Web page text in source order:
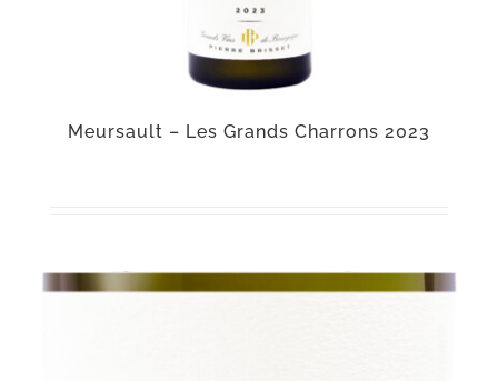
Meursault – Les Grands Charrons 2023